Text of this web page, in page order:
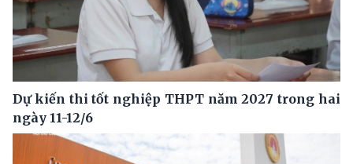
Dự kiến thi tốt nghiệp THPT năm 2027 trong hai
ngày 11-12/6